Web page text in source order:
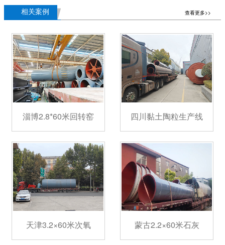
相关案例 查看更多>>
淄博2.8*60米回转窑 四川黏土陶粒生产线
天津3.2×60米次氧 蒙古2.2×60米石灰